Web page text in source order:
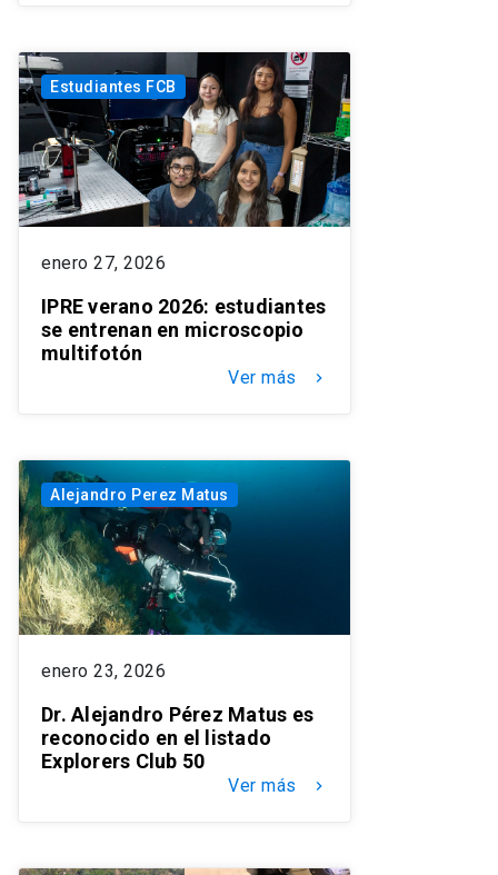
Estudiantes FCB
enero 27, 2026
IPRE verano 2026: estudiantes
se entrenan en microscopio
multifotón
Ver más keyboard_arrow_right
Alejandro Perez Matus
enero 23, 2026
Dr. Alejandro Pérez Matus es
reconocido en el listado
Explorers Club 50
Ver más keyboard_arrow_right